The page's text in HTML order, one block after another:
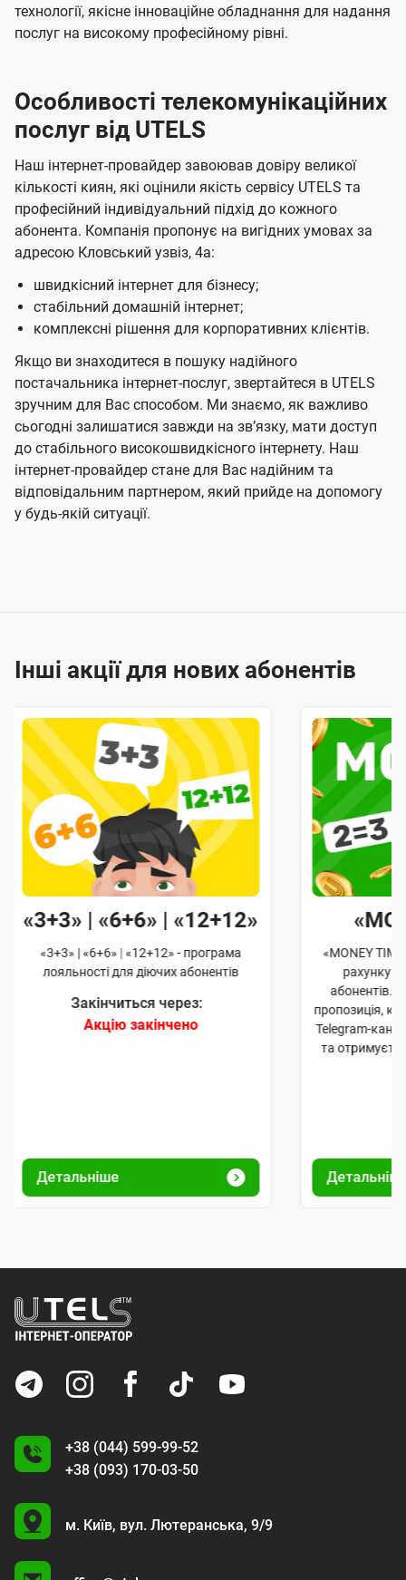
технології, якісне інноваційне обладнання для надання
послуг на високому професійному рівні.
Особливості телекомунікаційних
послуг від UTELS
Наш інтернет-провайдер завоював довіру великої
кількості киян, які оцінили якість сервісу UTELS та
професійний індивідуальний підхід до кожного
абонента. Компанія пропонує на вигідних умовах за
адресою Кловський узвіз, 4а:
швидкісний інтернет для бізнесу;
стабільний домашній інтернет;
комплексні рішення для корпоративних клієнтів.
Якщо ви знаходитеся в пошуку надійного
постачальника інтернет-послуг, звертайтеся в UTELS
зручним для Вас способом. Ми знаємо, як важливо
сьогодні залишатися завжди на звʼязку, мати доступ
до стабільного високошвидкісного інтернету. Наш
інтернет-провайдер стане для Вас надійним та
відповідальним партнером, який прийде на допомогу
у будь-якій ситуації.
Інші акції для нових абонентів
«3+3» | «6+6» | «12+12»
«3+3» | «6+6» | «12+12» - програма
лояльності для діючих абонентів
Закінчиться через:
Акцію закінчено
Детальніше
«MONEY
рахунку
абонентів.
пропозиція,
Telegram-
та
+38 (044) 599-99-52
+38 (093) 170-03-50
U
м. Київ, вул. Лютеранська, 9/9